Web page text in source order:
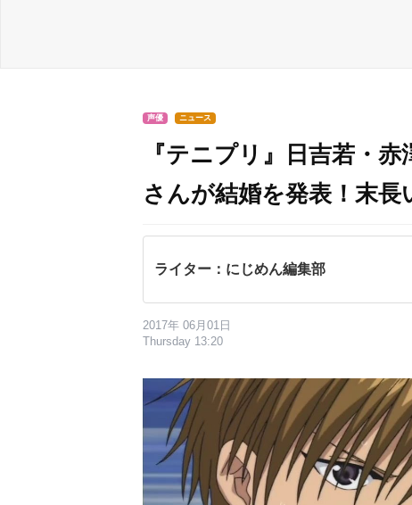
声優 ニュース
『テニプリ』日吉若・
さんが結婚を発表！末長
ライター：にじめん編集部
2017年 06月01日
Thursday 13:20